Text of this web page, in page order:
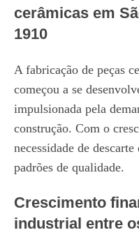
cerâmicas em
1910
A fabricação de peças
começou a se
impulsionada pela
construção. Com o
necessidade de
padrões de qualidade.
Crescimento
industrial entre